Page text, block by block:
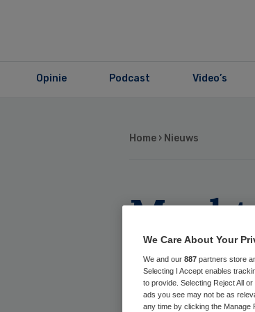
Opinie Podcast Video’s
Home › Nieuws
We Care About Your
We and our 887 partners store
Selecting I Accept enables
to provide. Selecting Reject All
ads you see may not be as
any time by clicking the Manage